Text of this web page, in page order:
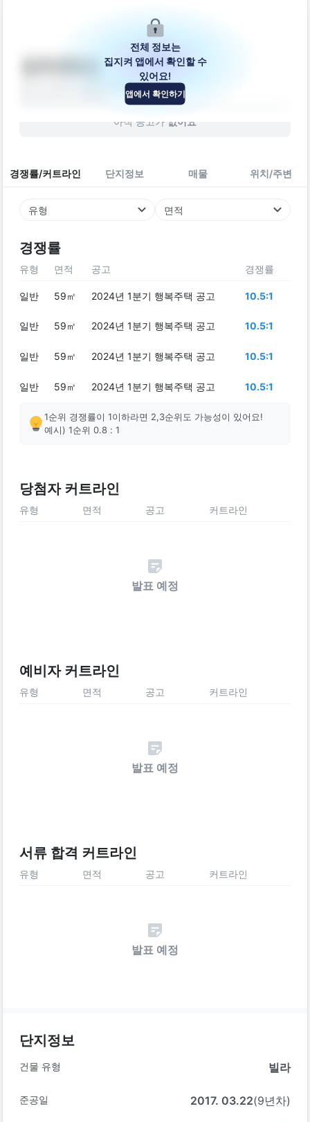
경기도 김포시 돌문로95번길 12-16
아직 공고가 없어요
경쟁률/커트라인 단지정보 매물 위치/주변
유형 면적
경쟁률
전체 정보는
집지켜 앱에서 확인할 수
있어요!
앱에서 확인하기
유형 면적 공고 경쟁률
일반 59㎡ 2024년 1분기 행복주택 공고 10.5:1
일반 59㎡ 2024년 1분기 행복주택 공고 10.5:1
일반 59㎡ 2024년 1분기 행복주택 공고 10.5:1
일반 59㎡ 2024년 1분기 행복주택 공고 10.5:1
1순위 경쟁률이 1이하라면 2,3순위도 가능성이 있어요!
예시) 1순위 0.8 : 1
당첨자 커트라인
유형 면적 공고 커트라인
발표 예정
예비자 커트라인
유형 면적 공고 커트라인
발표 예정
서류 합격 커트라인
유형 면적 공고 커트라인
발표 예정
단지정보
건물 유형 빌라
준공일 2017. 03.22(9년차)